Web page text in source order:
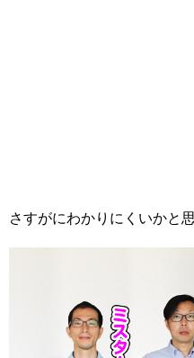
さすがにわかりにくいかと